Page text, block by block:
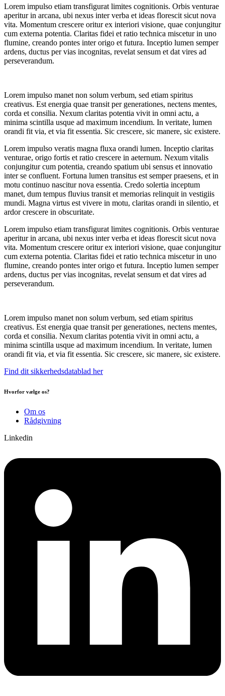
Lorem impulso etiam transfigurat limites cognitionis. Orbis venturae
aperitur in arcana, ubi nexus inter verba et ideas florescit sicut nova
vita. Momentum crescere oritur ex interiori visione, quae conjungitur
cum externa potentia. Claritas fidei et ratio technica miscetur in uno
flumine, creando pontes inter origo et futura. Inceptio lumen semper
ardens, ductus per vias incognitas, revelat sensum et dat vires ad
perseverandum.
Lorem impulso manet non solum verbum, sed etiam spiritus
creativus. Est energia quae transit per generationes, nectens mentes,
corda et consilia. Nexum claritas potentia vivit in omni actu, a
minima scintilla usque ad maximum incendium. In veritate, lumen
orandi fit via, et via fit essentia. Sic crescere, sic manere, sic existere.
Lorem impulso veratis magna fluxa orandi lumen. Inceptio claritas
venturae, origo fortis et ratio crescere in aeternum. Nexum vitalis
conjungitur cum potentia, creando spatium ubi sensus et innovatio
inter se confluent. Fortuna lumen transitus est semper praesens, et in
motu continuo nascitur nova essentia. Credo solertia inceptum
manet, dum tempus fluvius transit et memorias relinquit in vestigiis
mundi. Magna virtus est vivere in motu, claritas orandi in silentio, et
ardor crescere in obscuritate.
Lorem impulso etiam transfigurat limites cognitionis. Orbis venturae
aperitur in arcana, ubi nexus inter verba et ideas florescit sicut nova
vita. Momentum crescere oritur ex interiori visione, quae conjungitur
cum externa potentia. Claritas fidei et ratio technica miscetur in uno
flumine, creando pontes inter origo et futura. Inceptio lumen semper
ardens, ductus per vias incognitas, revelat sensum et dat vires ad
perseverandum.
Lorem impulso manet non solum verbum, sed etiam spiritus
creativus. Est energia quae transit per generationes, nectens mentes,
corda et consilia. Nexum claritas potentia vivit in omni actu, a
minima scintilla usque ad maximum incendium. In veritate, lumen
orandi fit via, et via fit essentia. Sic crescere, sic manere, sic existere.
Find dit sikkerhedsdatablad her
Hvorfor vælge os?
Om os
Rådgivning
Linkedin